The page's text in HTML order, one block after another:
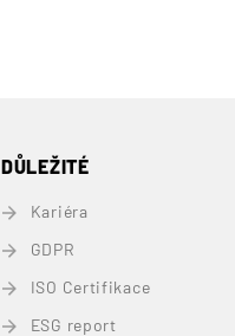
DŮLEŽITÉ
Kariéra
GDPR
ISO Certifikace
ESG report